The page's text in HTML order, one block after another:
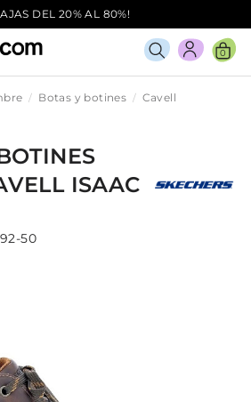
DEL 20% AL 80%!
0
Botas y botines
Cavell
ISAAC
50